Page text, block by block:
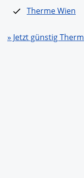
Therme Wien
» Jetzt günstig